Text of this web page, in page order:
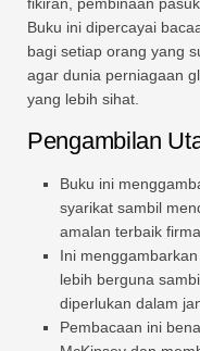
fikiran, pembinaan
Buku ini dipercayai
bagi setiap orang yang
agar dunia perniagaan
yang lebih sihat.
Pengambilan
Buku ini
syarikat sambil
amalan terbaik
Ini
lebih berguna
diperlukan dalam
Pembacaan ini